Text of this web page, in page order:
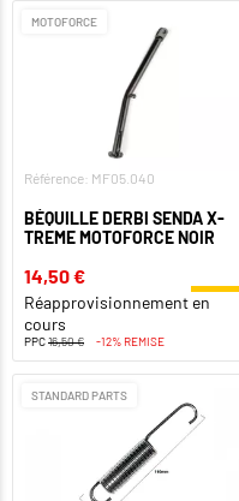
MOTOFORCE
Référence: MF05.040
BÉQUILLE DERBI SENDA X-
TREME MOTOFORCE NOIR
14,50 €
Réapprovisionnement en
cours
PPC16,50 € -12% REMISE
STANDARD PARTS